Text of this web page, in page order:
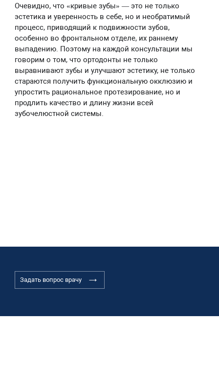
Очевидно, что «кривые зубы» — это не только
эстетика и уверенность в себе, но и необратимый
процесс, приводящий к подвижности зубов,
особенно во фронтальном отделе, их раннему
выпадению. Поэтому на каждой консультации мы
говорим о том, что ортодонты не только
выравнивают зубы и улучшают эстетику, не только
стараются получить функциональную окклюзию и
упростить рациональное протезирование, но и
продлить качество и длину жизни всей
зубочелюстной системы.
Задать вопрос врачу